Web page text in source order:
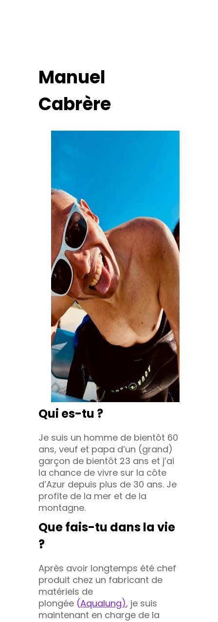
Manuel
Cabrère
Qui es-tu ?
Je suis un homme de bientôt 60
ans, veuf et papa d’un (grand)
garçon de bientôt 23 ans et j’ai
la chance de vivre sur la côte
d’Azur depuis plus de 30 ans. Je
profite de la mer et de la
montagne.
Que fais-tu dans la vie
?
Après avoir longtemps été chef
produit chez un fabricant de
matériels de
plongée (Aqualung), je suis
maintenant en charge de la